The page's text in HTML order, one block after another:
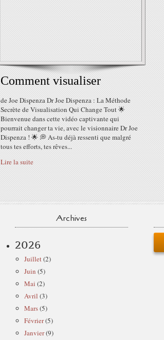
Comment visualiser
de Joe Dispenza Dr Joe Dispenza : La Méthode
Secrète de Visualisation Qui Change Tout 🌟
Bienvenue dans cette vidéo captivante qui
pourrait changer ta vie, avec le visionnaire Dr Joe
Dispenza ! 🌟 💭 As-tu déjà ressenti que malgré
tous tes efforts, tes rêves...
Lire la suite
Archives
2026
Juillet(2)
Juin (5)
Mai (2)
Avril (3)
Mars(5)
Février(5)
Janvier(9)